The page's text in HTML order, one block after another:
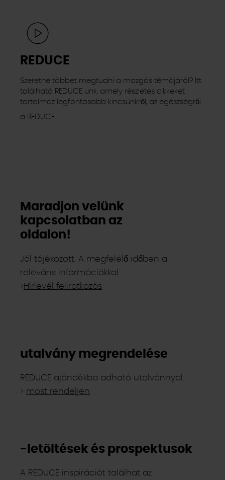
REDUCE
Szeretne többet megtudni a mozgás témájáról? Itt
található REDUCE unk, amely részletes cikkeket
tartalmaz legfontosabb kincsünkről, az egészségről.
a REDUCE
Maradjon velünk
kapcsolatban az
oldalon!
Jól tájékozott. A megfelelő időben a
releváns információkkal.
>Hírlevél feliratkozás
utalvány megrendelése
REDUCE ajándékba adható utalvánnyal.
> most rendeljen
-letöltések és prospektusok
A REDUCE inspirációt találhat az